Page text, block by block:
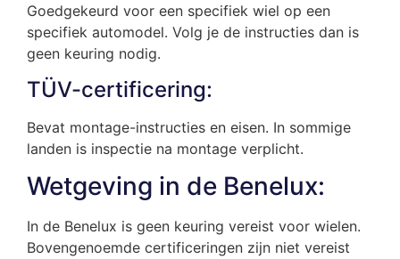
Goedgekeurd voor een specifiek wiel op een
specifiek automodel. Volg je de instructies dan is
geen keuring nodig.
TÜV-certificering:
Bevat montage-instructies en eisen. In sommige
landen is inspectie na montage verplicht.
Wetgeving in de Benelux:
In de Benelux is geen keuring vereist voor wielen.
Bovengenoemde certificeringen zijn niet vereist